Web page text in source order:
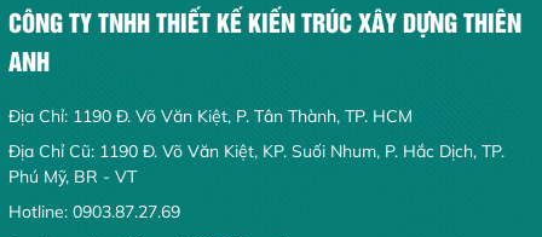
CÔNG TY TNHH THIẾT KẾ KIẾN TRÚC XÂY DỰNG THIÊN
ANH
Địa Chỉ: 1190 Đ. Võ Văn Kiệt, P. Tân Thành, TP. HCM
Địa Chỉ Cũ: 1190 Đ. Võ Văn Kiệt, KP. Suối Nhum, P. Hắc Dịch, TP.
Phú Mỹ, BR - VT
Hotline: 0903.87.27.69